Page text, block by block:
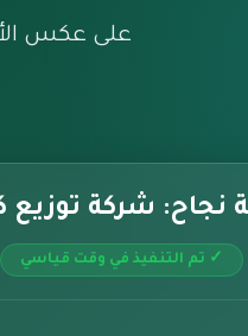
على عكس
نجاح: شركة توزيع
✓ تم التنفيذ في وقت قياسي